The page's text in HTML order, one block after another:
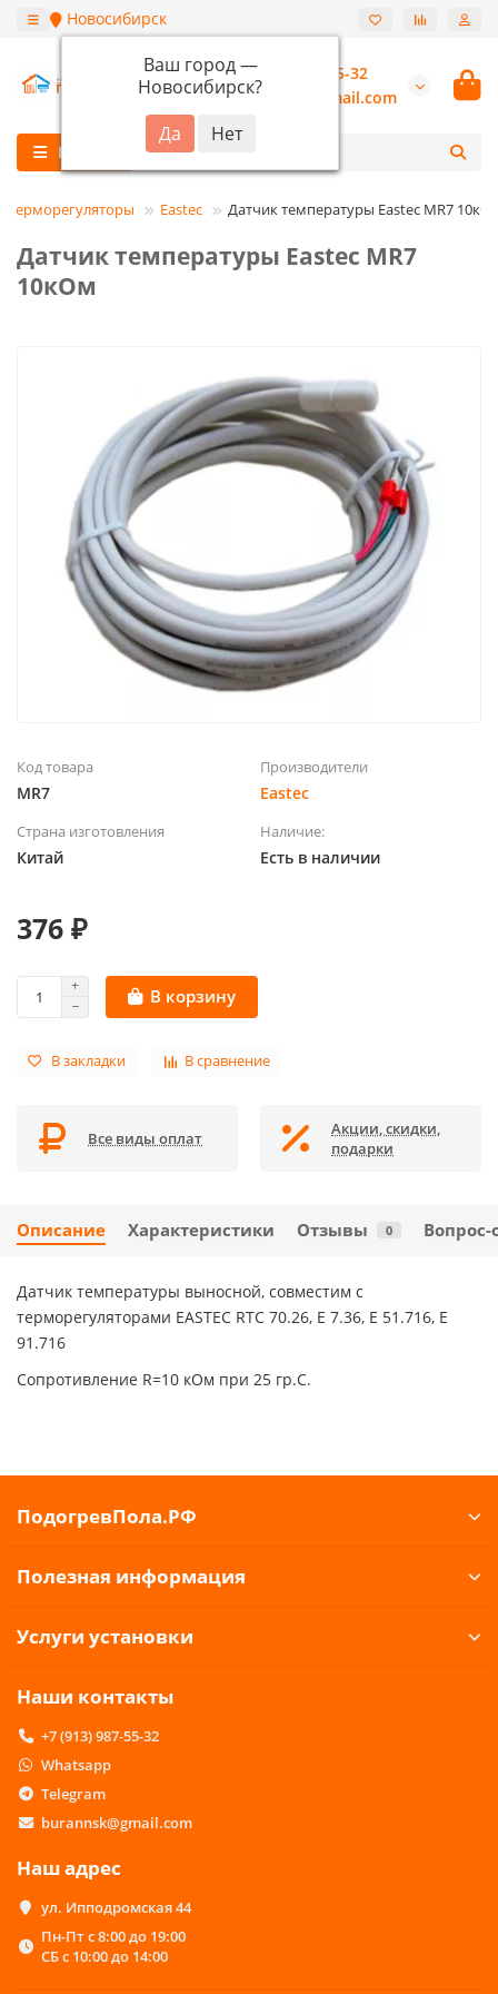
Новосибирск
Ваш город —
Новосибирск?
+7 (913) 987-55-32
burannsk@gmail.com
Каталог
Терморегуляторы Eastec Датчик температуры Eastec MR7
Датчик температуры Eastec MR7
10кОм
Код товара
MR7
Производители
Eastec
Страна изготовления
Китай
Наличие:
Есть в наличии
376 ₽
В корзину
В закладки В сравнение
Все виды оплат
Акции, скидки,
подарки
Описание Характеристики Отзывы 0 Вопрос-
Датчик температуры выносной, совместим с
терморегуляторами EASTEC RTC 70.26, E 7.36, E 51.716, E
91.716
Сопротивление R=10 кОм при 25 гр.С.
ПодогревПола.РФ
Полезная информация
Услуги установки
Наши контакты
+7 (913) 987-55-32
Whatsapp
Telegram
burannsk@gmail.com
Наш адрес
ул. Ипподромская 44
Пн-Пт с 8:00 до 19:00
СБ с 10:00 до 14:00